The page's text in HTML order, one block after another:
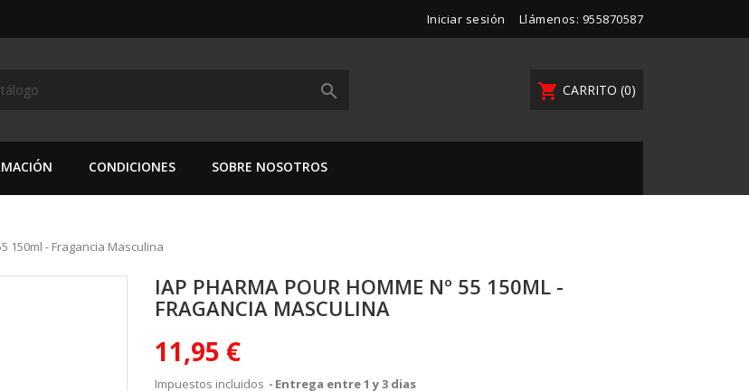
Iniciar sesión Llámenos: 955870587
shopping_cart CARRITO (0)
search
CONDICIONES SOBRE NOSOTROS
150ml - Fragancia Masculina
IAP PHARMA POUR HOMME Nº 55 150ML -
FRAGANCIA MASCULINA
11,95 €
Impuestos incluidos Entrega entre 1 y 3 dias